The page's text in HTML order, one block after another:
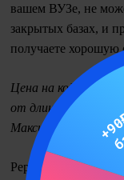
вашем ВУЗе, не
закрытых базах, и
получаете хорошую
Цена на
от длины текста и
Максимальный
Рерайт —